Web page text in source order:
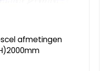
afmetingen